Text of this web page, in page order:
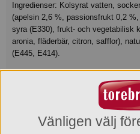
(apelsin 2,6 %, passionsfrukt 0,2
syra (E330), frukt- och vegetabilisk
aronia, fläderbär, citron, safflor),
(E445, E414).
Tillagningsstatus: Ej tillagad
Basmängdeklaration: 100
Energi 227 kJ
Energi 53 kcal
Vänligen välj